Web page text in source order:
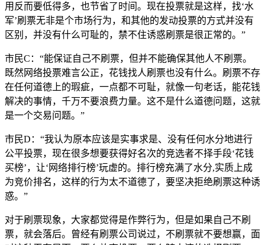
用反而要低得多，也节省了时间。现在投票就是这样，找‘水
军’刷票无非是个市场行为，和其他的发动投票的方式并没有
区别，并没有什么可耻的，禁不住诱惑刷票是很正常的。”
市民C：“能保证自己不刷票，但并不能确保其他人不刷票。
既然网络投票难言公正，花钱找人刷票也没有什么。刷票不存
在任何道德上的瑕疵，一点都不可耻，就像一句老话，能花钱
解决的事情，千万不要浪费力量。这不是什么道德问题，这就
是一个交易问题。”
市民D：“我认为原本应该是实事求是、没有任何水分地进行
公平投票，现在很多想要获得好名次的竞选者不择手段‘花钱
买榜’，让‘网络排行榜’玩虚的。排行榜充满了水分,实质上成
为竞价排名，这样的行为太不道德了，要坚决拒绝刷票这种诱
惑。”
对于刷票现象，大家都觉得是作弊行为，但是如果自己不刷
票，就会落后。曾经有刷票公司说过，不刷票就不要想赢，面